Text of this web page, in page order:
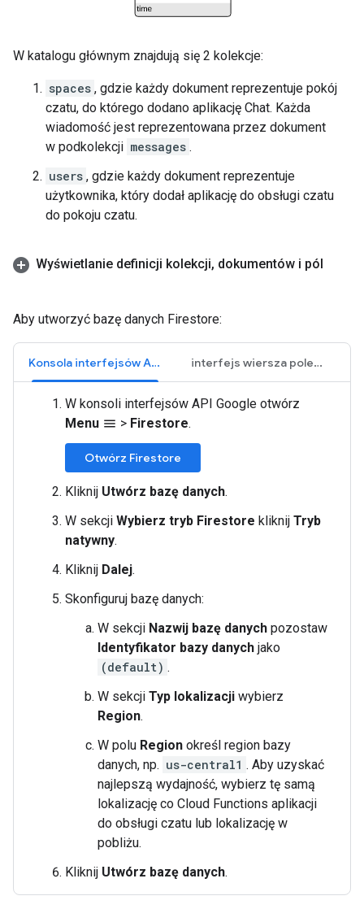
W katalogu głównym znajdują się 2 kolekcje:
spaces , gdzie każdy dokument reprezentuje pokój
czatu, do którego dodano aplikację Chat. Każda
wiadomość jest reprezentowana przez dokument
w podkolekcji messages .
users , gdzie każdy dokument reprezentuje
użytkownika, który dodał aplikację do obsługi czatu
do pokoju czatu.
Wyświetlanie definicji kolekcji, dokumentów i pól
Aby utworzyć bazę danych Firestore:
Konsola interfejsów API Google interfejs wiersza poleceń gcloud
W konsoli interfejsów API Google otwórz
Menu menu > Firestore.
Otwórz Firestore
Kliknij Utwórz bazę danych.
W sekcji Wybierz tryb Firestore kliknij Tryb
natywny.
Kliknij Dalej.
Skonfiguruj bazę danych:
W sekcji Nazwij bazę danych pozostaw
Identyfikator bazy danych jako
(default) .
W sekcji Typ lokalizacji wybierz
Region.
W polu Region określ region bazy
danych, np. us-central1 . Aby uzyskać
najlepszą wydajność, wybierz tę samą
lokalizację co Cloud Functions aplikacji
do obsługi czatu lub lokalizację w
pobliżu.
Kliknij Utwórz bazę danych.